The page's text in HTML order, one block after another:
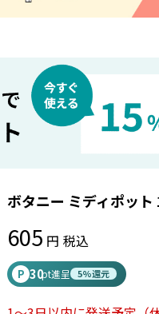
ボタニー ミディポット
605 税込
P 30pt進呈 5%還元